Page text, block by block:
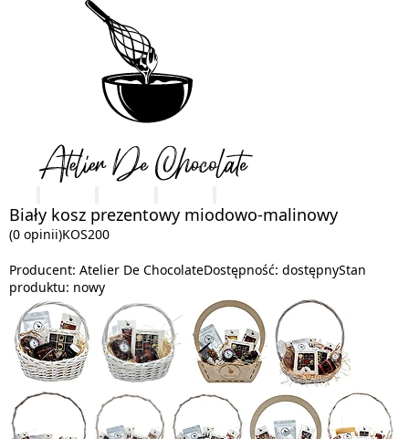
Biały kosz prezentowy miodowo-malinowy
(0 opinii)KOS200
Producent: Atelier De ChocolateDostępność: dostępnyStan
produktu: nowy